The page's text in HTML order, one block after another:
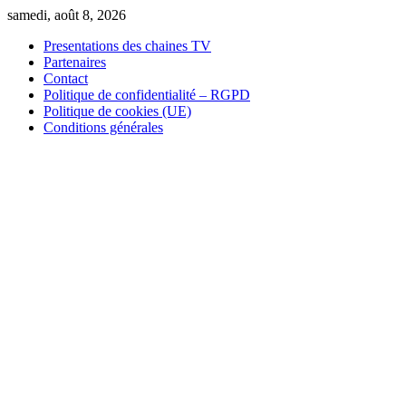
Skip
content
samedi, août 8, 2026
Presentations des chaines TV
Partenaires
Contact
Politique de confidentialité – RGPD
Politique de cookies (UE)
Conditions générales